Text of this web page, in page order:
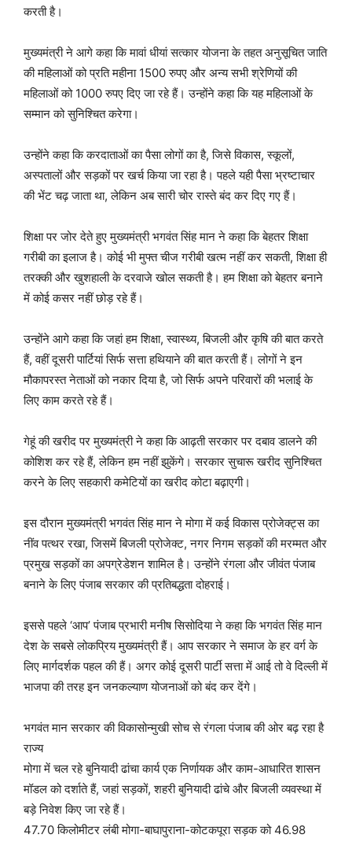
करती है।
मुख्यमंत्री ने आगे कहा कि मावां धीयां सत्कार योजना के तहत अनुसूचित जाति
की महिलाओं को प्रति महीना 1500 रुपए और अन्य सभी श्रेणियों की
महिलाओं को 1000 रुपए दिए जा रहे हैं। उन्होंने कहा कि यह महिलाओं के
सम्मान को सुनिश्चित करेगा।
उन्होंने कहा कि करदाताओं का पैसा लोगों का है, जिसे विकास, स्कूलों,
अस्पतालों और सड़कों पर खर्च किया जा रहा है। पहले यही पैसा भ्रष्टाचार
की भेंट चढ़ जाता था, लेकिन अब सारी चोर रास्ते बंद कर दिए गए हैं।
शिक्षा पर जोर देते हुए मुख्यमंत्री भगवंत सिंह मान ने कहा कि बेहतर शिक्षा
गरीबी का इलाज है। कोई भी मुफ्त चीज गरीबी खत्म नहीं कर सकती, शिक्षा ही
तरक्की और खुशहाली के दरवाजे खोल सकती है। हम शिक्षा को बेहतर बनाने
में कोई कसर नहीं छोड़ रहे हैं।
उन्होंने आगे कहा कि जहां हम शिक्षा, स्वास्थ्य, बिजली और कृषि की बात करते
हैं, वहीं दूसरी पार्टियां सिर्फ सत्ता हथियाने की बात करती हैं। लोगों ने इन
मौकापरस्त नेताओं को नकार दिया है, जो सिर्फ अपने परिवारों की भलाई के
लिए काम करते रहे हैं।
गेहूं की खरीद पर मुख्यमंत्री ने कहा कि आढ़ती सरकार पर दबाव डालने की
कोशिश कर रहे हैं, लेकिन हम नहीं झुकेंगे। सरकार सुचारू खरीद सुनिश्चित
करने के लिए सहकारी कमेटियों का खरीद कोटा बढ़ाएगी।
इस दौरान मुख्यमंत्री भगवंत सिंह मान ने मोगा में कई विकास प्रोजेक्ट्स का
नींव पत्थर रखा, जिसमें बिजली प्रोजेक्ट, नगर निगम सड़कों की मरम्मत और
प्रमुख सड़कों का अपग्रेडेशन शामिल है। उन्होंने रंगला और जीवंत पंजाब
बनाने के लिए पंजाब सरकार की प्रतिबद्धता दोहराई।
इससे पहले ‘आप’ पंजाब प्रभारी मनीष सिसोदिया ने कहा कि भगवंत सिंह मान
देश के सबसे लोकप्रिय मुख्यमंत्री हैं। आप सरकार ने समाज के हर वर्ग के
लिए मार्गदर्शक पहल की हैं। अगर कोई दूसरी पार्टी सत्ता में आई तो वे दिल्ली में
भाजपा की तरह इन जनकल्याण योजनाओं को बंद कर देंगे।
भगवंत मान सरकार की विकासोन्मुखी सोच से रंगला पंजाब की ओर बढ़ रहा है
राज्य
मोगा में चल रहे बुनियादी ढांचा कार्य एक निर्णायक और काम-आधारित शासन
मॉडल को दर्शाते हैं, जहां सड़कों, शहरी बुनियादी ढांचे और बिजली व्यवस्था में
बड़े निवेश किए जा रहे हैं।
47.70 किलोमीटर लंबी मोगा-बाघापुराना-कोटकपूरा सड़क को 46.98